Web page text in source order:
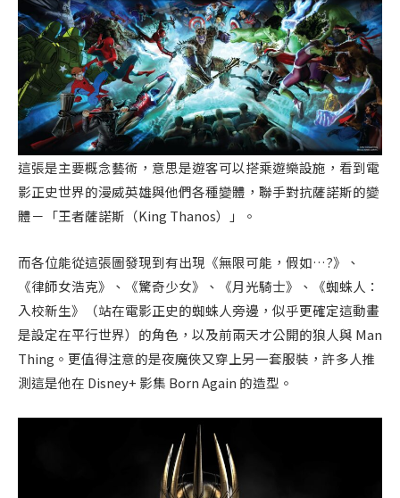
這張是主要概念藝術，意思是遊客可以搭乘遊樂設施，看到電
影正史世界的漫威英雄與他們各種變體，聯手對抗薩諾斯的變
體－「王者薩諾斯（King Thanos）」。
而各位能從這張圖發現到有出現《無限可能，假如…?》、
《律師女浩克》、《驚奇少女》、《月光騎士》、《蜘蛛人：
入校新生》（站在電影正史的蜘蛛人旁邊，似乎更確定這動畫
是設定在平行世界）的角色，以及前兩天才公開的狼人與 Man
Thing。更值得注意的是夜魔俠又穿上另一套服裝，許多人推
測這是他在 Disney+ 影集 Born Again 的造型。